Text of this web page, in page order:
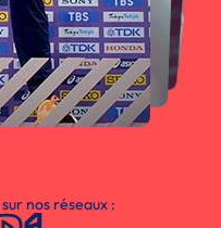
nos réseaux :